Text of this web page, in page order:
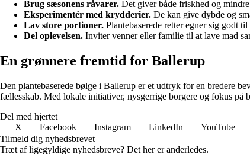
Brug sæsonens råvarer. Det giver både friskhed og
Eksperimentér med krydderier. De kan give dybde og
Lav store portioner. Plantebaserede retter egner sig godt
Del oplevelsen. Inviter venner eller familie til at lave mad
En grønnere fremtid for Ballerup
Den plantebaserede bølge i Ballerup er et udtryk for en bredere
fællesskab. Med lokale initiativer, nysgerrige borgere og fokus
Del med hjertet
X
Facebook Instagram LinkedIn YouTube
Tilmeld dig nyhedsbrevet
Træt af ligegyldige nyhedsbreve? Det her er anderledes.